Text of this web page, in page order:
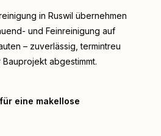
in Ruswil übernehmen
und Feinreinigung auf
– zuverlässig, termintreu
abgestimmt.
eine makellose